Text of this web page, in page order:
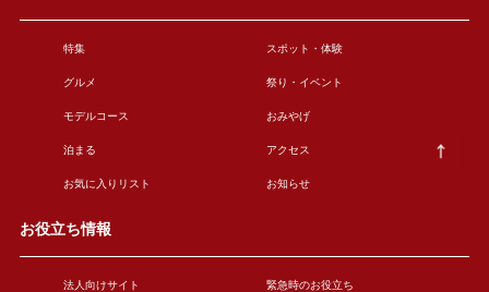
特集 スポット・体験
グルメ 祭り・イベント
モデルコース おみやげ
泊まる アクセス
お気に入りリスト お知らせ
お役立ち情報
法人向けサイト 緊急時のお役立ち